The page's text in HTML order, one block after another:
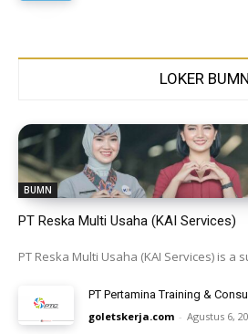
LOKER BUMN
BUMN
PT Reska Multi Usaha (KAI Services)
PT Reska Multi Usaha (KAI Services) is a
PT Pertamina Training &
goletskerja.com - Agustus 6,